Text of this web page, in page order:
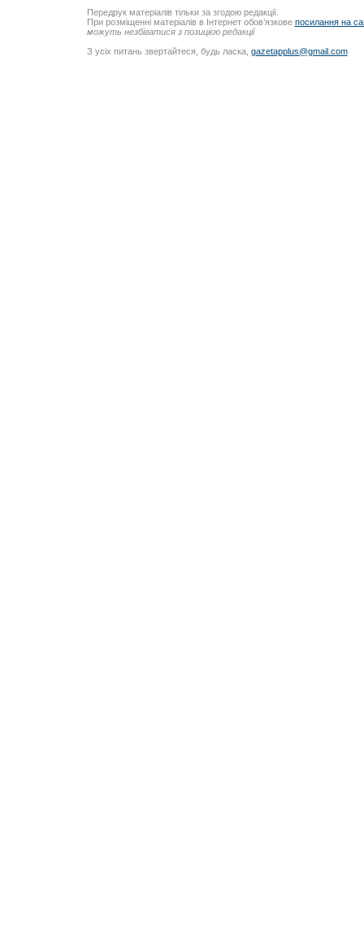
Передрук матеріалів тільки за згодою редакції.
При розміщенні матеріалів в Інтернет обов’язкове посилання на
можуть незбігатися з позицією редакції
З усіх питань звертайтеся, будь ласка, gazetapplus@gmail.com